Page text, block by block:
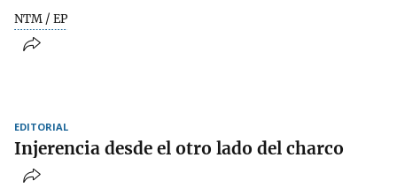
NTM / EP
EDITORIAL
Injerencia desde el otro lado del charco